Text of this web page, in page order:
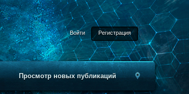
Войти Регистрация
Просмотр новых публикаций